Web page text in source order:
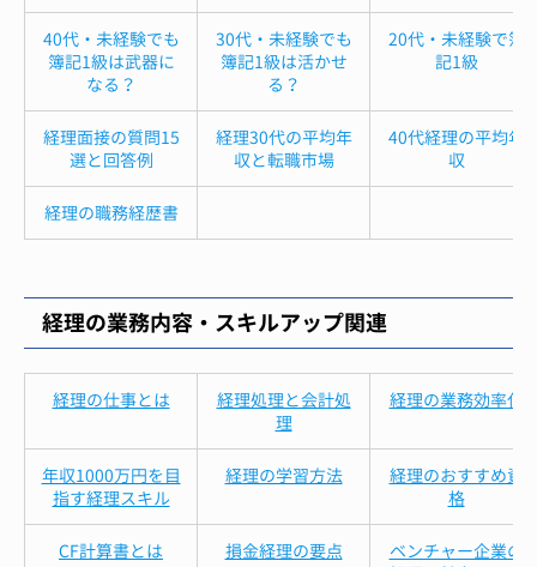
40代・未経験でも
簿記1級は武器に
なる？
30代・未経験でも
簿記1級は活かせ
る？
20代・未経験で簿
記1級
経理面接の質問15
選と回答例
経理30代の平均年
収と転職市場
40代経理の平均年
収
経理の職務経歴書
経理の業務内容・スキルアップ関連
経理の仕事とは
経理処理と会計処
理
経理の業務効率化
年収1000万円を目
指す経理スキル
経理の学習方法
経理のおすすめ資
格
CF計算書とは 損金経理の要点
ベンチャー企業の